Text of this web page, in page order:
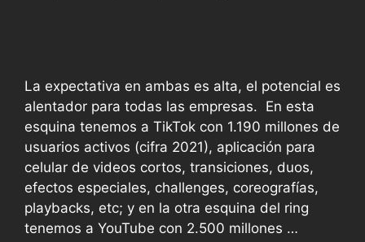
La expectativa en ambas es alta, el potencial es
alentador para todas las empresas. En esta
esquina tenemos a TikTok con 1.190 millones de
usuarios activos (cifra 2021), aplicación para
celular de videos cortos, transiciones, duos,
efectos especiales, challenges, coreografías,
playbacks, etc; y en la otra esquina del ring
tenemos a YouTube con 2.500 millones …